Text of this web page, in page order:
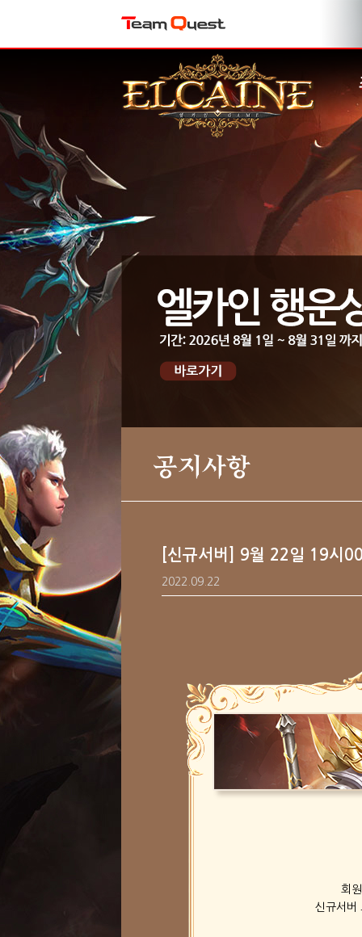
공지사항
[신규서버] 9월 22일 19시
2022.09.22
회
신규서버